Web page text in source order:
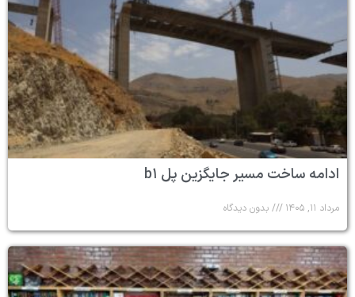
ادامه ساخت مسیر جایگزین پل b۱
مرداد ۱۱, ۱۴۰۵ بدون دیدگاه